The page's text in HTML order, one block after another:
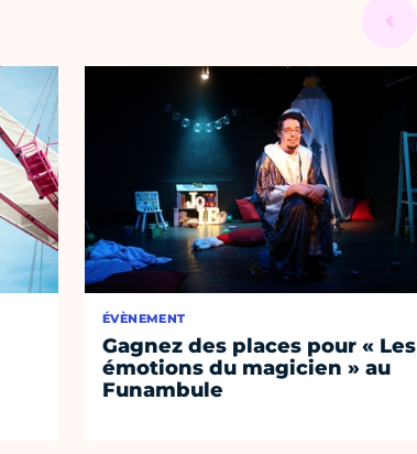
ÉVÈNEMENT
Gagnez des places pour « Les
émotions du magicien » au
Funambule